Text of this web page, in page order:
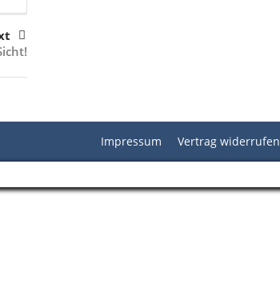
Impressum Vertrag widerrufen